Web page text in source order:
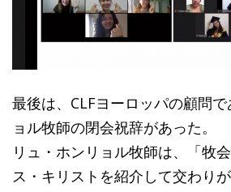
最後は、CLFヨーロッパの顧問
ョル牧師の閉会祝辞があった。
リュ・ホンリョル牧師は、「牧
ス・キリストを紹介して交わり